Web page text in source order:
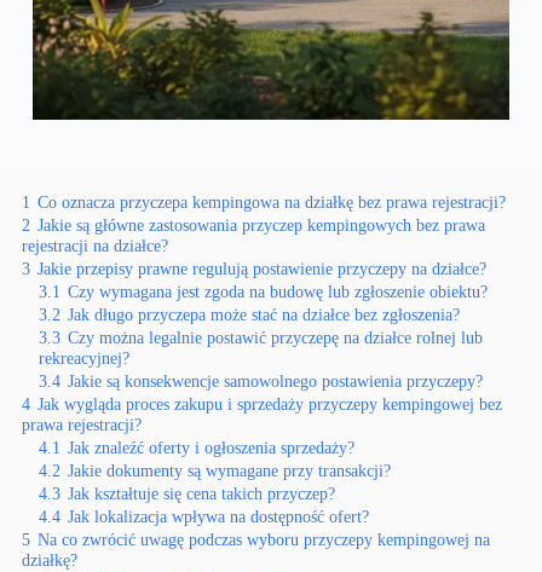
1 Co oznacza przyczepa kempingowa na działkę bez prawa rejestracji?
2 Jakie są główne zastosowania przyczep kempingowych bez prawa
rejestracji na działce?
3 Jakie przepisy prawne regulują postawienie przyczepy na działce?
3.1 Czy wymagana jest zgoda na budowę lub zgłoszenie obiektu?
3.2 Jak długo przyczepa może stać na działce bez zgłoszenia?
3.3 Czy można legalnie postawić przyczepę na działce rolnej lub
rekreacyjnej?
3.4 Jakie są konsekwencje samowolnego postawienia przyczepy?
4 Jak wygląda proces zakupu i sprzedaży przyczepy kempingowej bez
prawa rejestracji?
4.1 Jak znaleźć oferty i ogłoszenia sprzedaży?
4.2 Jakie dokumenty są wymagane przy transakcji?
4.3 Jak kształtuje się cena takich przyczep?
4.4 Jak lokalizacja wpływa na dostępność ofert?
5 Na co zwrócić uwagę podczas wyboru przyczepy kempingowej na
działkę?